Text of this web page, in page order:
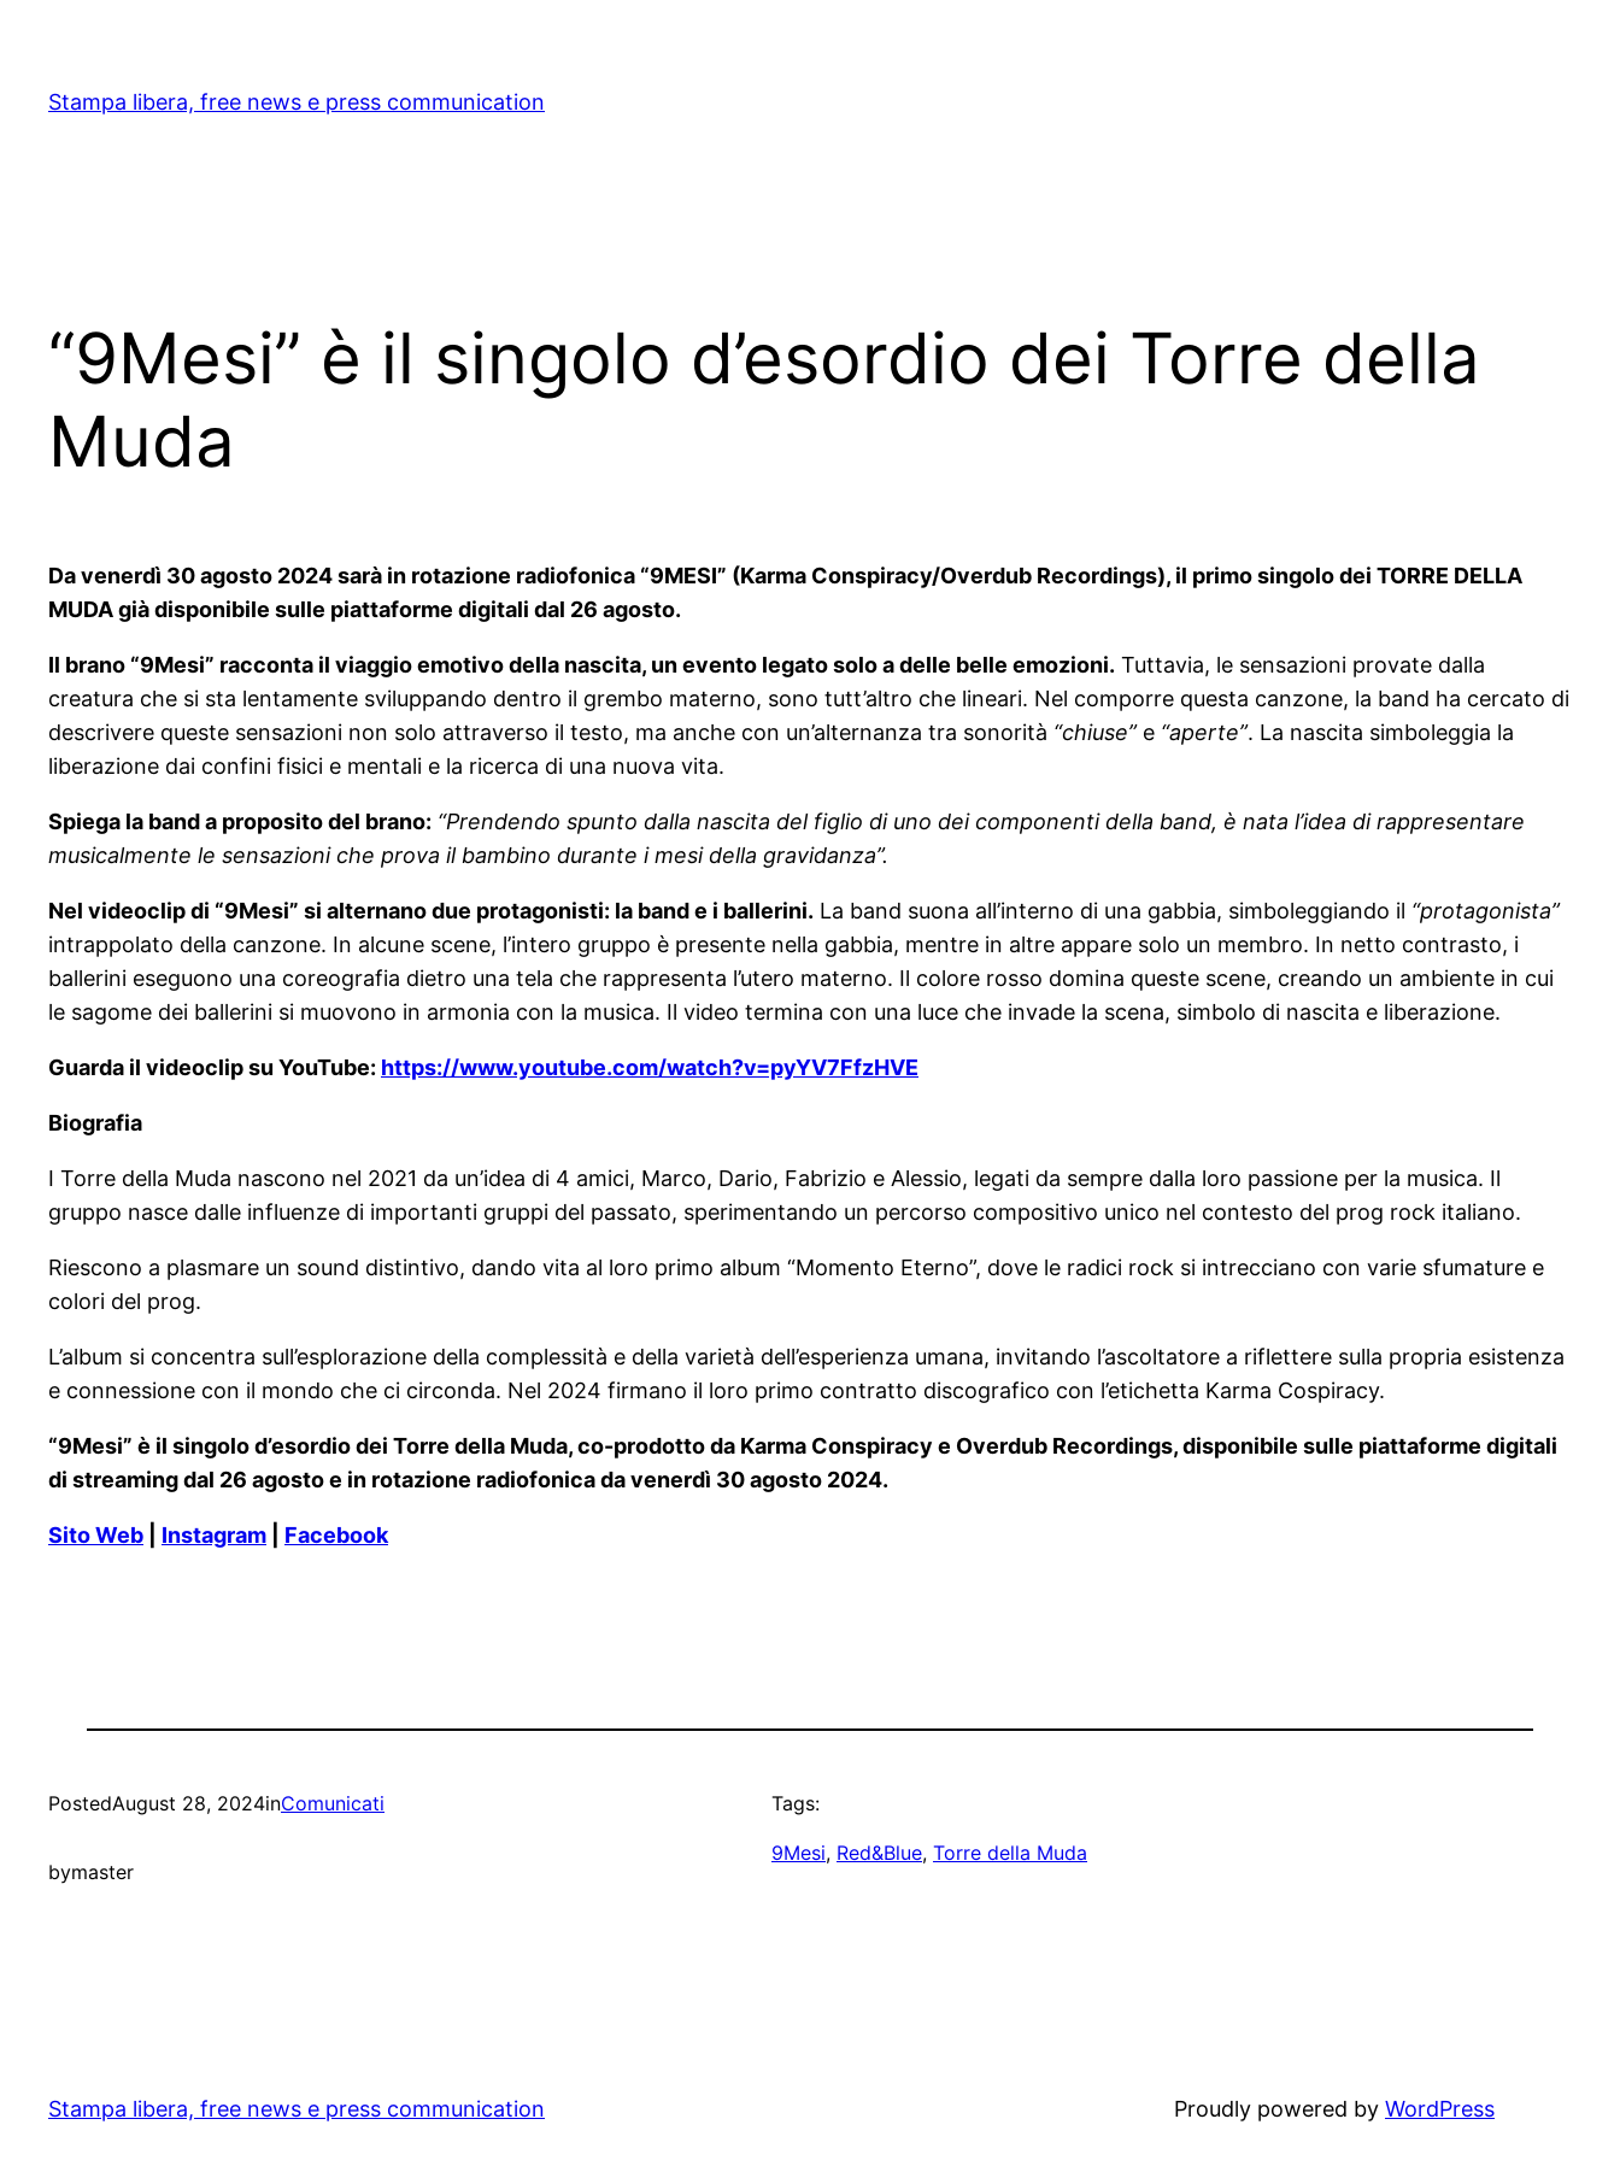
content
Stampa libera, free news e press communication
“9Mesi” è il singolo d’esordio dei Torre della
Muda
Da venerdì 30 agosto 2024 sarà in rotazione radiofonica “9MESI” (Karma Conspiracy/Overdub Recordings), il primo singolo dei TORRE DELLA
MUDA già disponibile sulle piattaforme digitali dal 26 agosto.
Il brano “9Mesi” racconta il viaggio emotivo della nascita, un evento legato solo a delle belle emozioni. Tuttavia, le sensazioni provate dalla
creatura che si sta lentamente sviluppando dentro il grembo materno, sono tutt’altro che lineari. Nel comporre questa canzone, la band ha cercato di
descrivere queste sensazioni non solo attraverso il testo, ma anche con un’alternanza tra sonorità “chiuse”e “aperte”. La nascita simboleggia la
liberazione dai confini fisici e mentali e la ricerca di una nuova vita.
Spiega la band a proposito del brano: “Prendendo spunto dalla nascita del figlio di uno dei componenti della band, è nata l’idea di rappresentare
musicalmente le sensazioni che prova il bambino durante i mesi della gravidanza”.
Nel videoclip di “9Mesi” si alternano due protagonisti: la band e i ballerini. La band suona all’interno di una gabbia, simboleggiando il “protagonista”
intrappolato della canzone. In alcune scene, l’intero gruppo è presente nella gabbia, mentre in altre appare solo un membro. In netto contrasto, i
ballerini eseguono una coreografia dietro una tela che rappresenta l’utero materno. Il colore rosso domina queste scene, creando un ambiente in cui
le sagome dei ballerini si muovono in armonia con la musica. Il video termina con una luce che invade la scena, simbolo di nascita e liberazione.
Guarda il videoclip su YouTube: https://www.youtube.com/watch?v=pyYV7FfzHVE
Biografia
I Torre della Muda nascono nel 2021 da un’idea di 4 amici, Marco, Dario, Fabrizio e Alessio, legati da sempre dalla loro passione per la musica. Il
gruppo nasce dalle influenze di importanti gruppi del passato, sperimentando un percorso compositivo unico nel contesto del prog rock italiano.
Riescono a plasmare un sound distintivo, dando vita al loro primo album “Momento Eterno”, dove le radici rock si intrecciano con varie sfumature e
colori del prog.
L’album si concentra sull’esplorazione della complessità e della varietà dell’esperienza umana, invitando l’ascoltatore a riflettere sulla propria esistenza
e connessione con il mondo che ci circonda. Nel 2024 firmano il loro primo contratto discografico con l’etichetta Karma Cospiracy.
“9Mesi” è il singolo d’esordio dei Torre della Muda, co-prodotto da Karma Conspiracy e Overdub Recordings, disponibile sulle piattaforme digitali
di streaming dal 26 agosto e in rotazione radiofonica da venerdì 30 agosto 2024.
Sito Web Instagram Facebook
PostedAugust 28, 2024inComunicati
bymaster
Tags:
9Mesi, Red&Blue, Torre della Muda
Stampa libera, free news e press communication Proudly powered by WordPress